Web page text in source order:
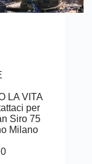
LA VITA
per
Siro 75
Milano